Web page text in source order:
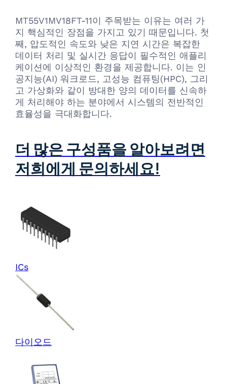
MT55V1MV18FT-11이 주목받는 이유는 여러 가
지 핵심적인 장점을 가지고 있기 때문입니다. 첫
째, 압도적인 속도와 낮은 지연 시간은 복잡한
데이터 처리 및 실시간 응답이 필수적인 애플리
케이션에 이상적인 환경을 제공합니다. 이는 인
공지능(AI) 워크로드, 고성능 컴퓨팅(HPC), 그리
고 가상화와 같이 방대한 양의 데이터를 신속하
게 처리해야 하는 분야에서 시스템의 전반적인
효율성을 극대화합니다.
더 많은 구성품을 알아보려면
저희에게 문의하세요!
ICs
다이오드